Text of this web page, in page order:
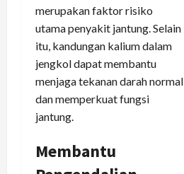
merupakan faktor risiko
utama penyakit jantung. Selain
itu, kandungan kalium dalam
jengkol dapat membantu
menjaga tekanan darah normal
dan memperkuat fungsi
jantung.
Membantu